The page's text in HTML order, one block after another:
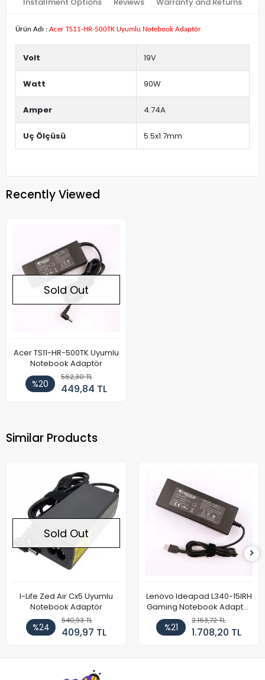
Ürün Adı : Acer TS11-HR-500TK Uyumlu Notebook Adaptör
Volt 19V
Watt 90W
Amper 4.74A
Uç Ölçüsü 5.5x1.7mm
Recently Viewed
Sold Out
Acer TS11-HR-500TK Uyumlu
Notebook Adaptör
%20
562,30 TL
449,84 TL
Similar Products
Sold Out
I-Life Zed Air Cx5 Uyumlu
Notebook Adaptör
%24
540,93 TL
409,97 TL
Lenovo Ideapad L340-15IRH
Gaming Notebook Adaptör
Cihazı Şarj Aleti (150W)
%21
2.163,72 TL
1.708,20 TL